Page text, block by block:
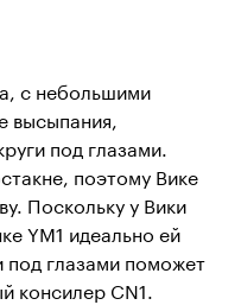
с небольшими
высыпания,
под глазами.
поэтому Вике
Поскольку у Вики
YM1 идеально ей
глазами поможет
консилер CN1.